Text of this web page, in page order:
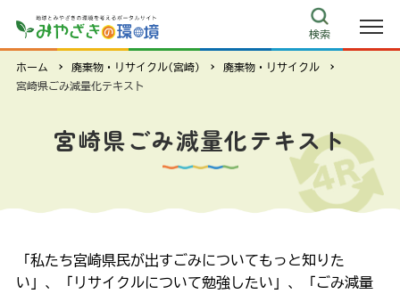
検索
ホーム 廃棄物・リサイクル(宮崎)
廃棄物・リサイクル
宮崎県ごみ減量化テキスト
宮崎県ごみ減量化テキスト
「私たち宮崎県民が出すごみについてもっと知りた
い」、「リサイクルについて勉強したい」、「ごみ減量
環境教育推進校（環境森林課、義務教育課・高校教育課）
その他
ecoみやざき
お問い合わせ